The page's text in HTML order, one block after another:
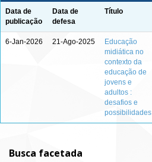
Data de
publicação
Data de
defesa
Título
6-Jan-2026 21-Ago-2025
Educação
midiática no
contexto da
educação de
jovens e
adultos :
desafios e
possibilidades
Busca facetada